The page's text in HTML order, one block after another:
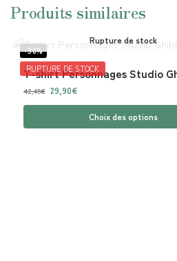
Produits similaires
-30%
RUPTURE DE STOCK
Rupture de stock
T-shirt Personnages Studio
42,45€ 29,90€
Choix des options